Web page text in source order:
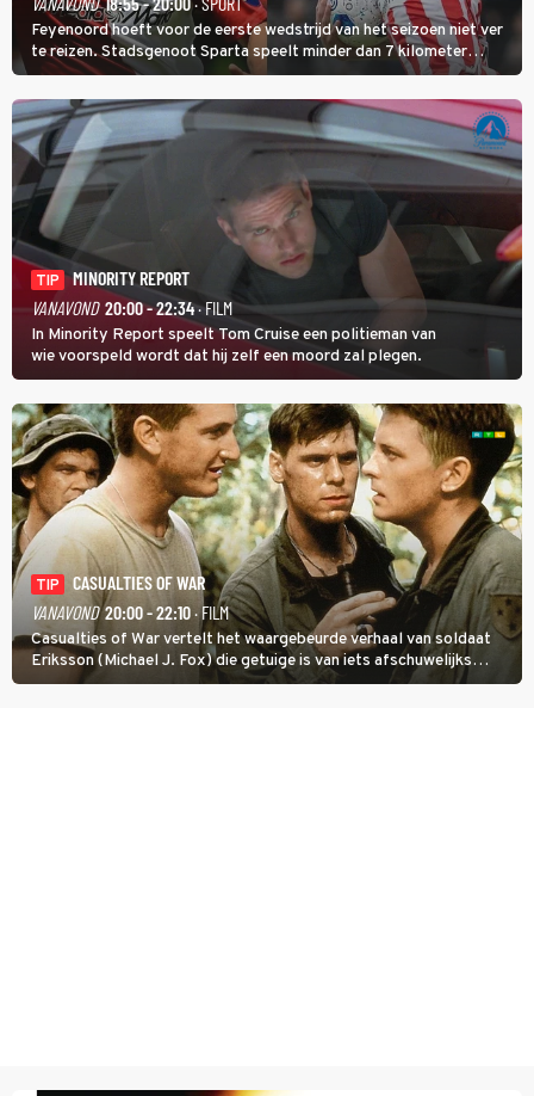
Feyenoord hoeft voor de eerste wedstrijd van het seizoen niet ver
te reizen. Stadsgenoot Sparta speelt minder dan 7 kilometer
verderop. Feyenoord trok de Spaanse spits Nacho Ferri aan van
KVC Westerlo uit België.
TIP
MINORITY REPORT
VANAVOND 20:00 - 22:34· FILM
In Minority Report speelt Tom Cruise een politieman van
wie voorspeld wordt dat hij zelf een moord zal plegen.
TIP
CASUALTIES OF WAR
VANAVOND 20:00 - 22:10· FILM
Casualties of War vertelt het waargebeurde verhaal van soldaat
Eriksson (Michael J. Fox) die getuige is van iets afschuwelijks
tijdens de Vietnamoorlog. Hij besluit uit de school te klappen.